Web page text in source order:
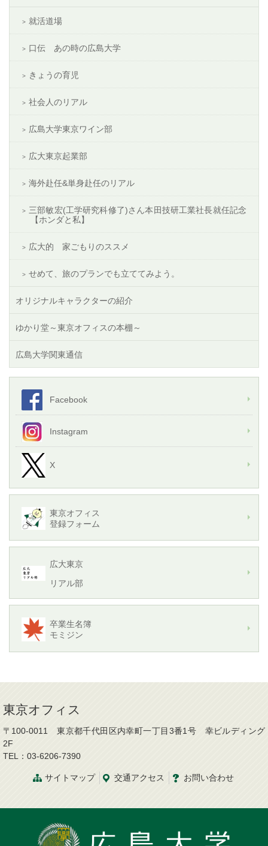
就活道場
口伝 あの時の広島大学
きょうの育児
社会人のリアル
広島大学東京ワイン部
広大東京起業部
海外赴任&単身赴任のリアル
三部敏宏(工学研究科修了)さん本田技研工業社長就任記念
【ホンダと私】
広大的 家ごもりのススメ
せめて、旅のプランでも立ててみよう。
オリジナルキャラクターの紹介
ゆかり堂～東京オフィスの本棚～
広島大学関東通信
Facebook
Instagram
X
東京オフィス
登録フォーム
広大東京
リアル部
卒業生名簿
モミジン
東京オフィス
〒100-0011 東京都千代田区内幸町一丁目3番1号 幸ビルディング
2F
TEL：03-6206-7390
サイトマップ 交通アクセス お問い合わせ